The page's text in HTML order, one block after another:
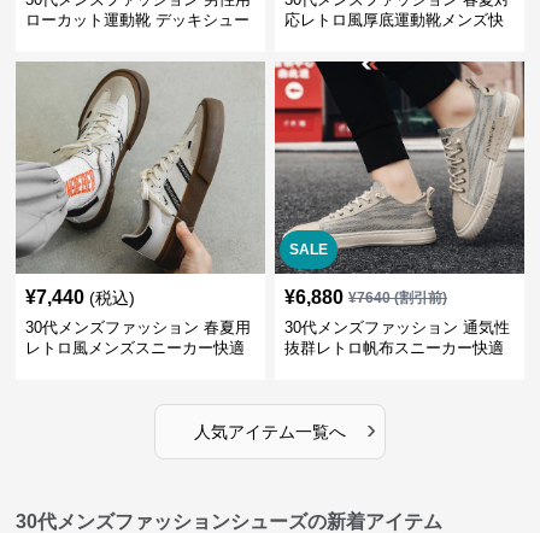
ローカット運動靴 デッキシュー
応レトロ風厚底運動靴メンズ快
¥7,440 (税込)
30代メンズファッション 春夏用
レトロ風メンズスニーカー快適
SALE
¥6,880 ¥7640(割引前)
30代メンズファッション 通気性
抜群レトロ帆布スニーカー快適
人気アイテム一覧へ ›
30代メンズファッションシューズの新着アイテム